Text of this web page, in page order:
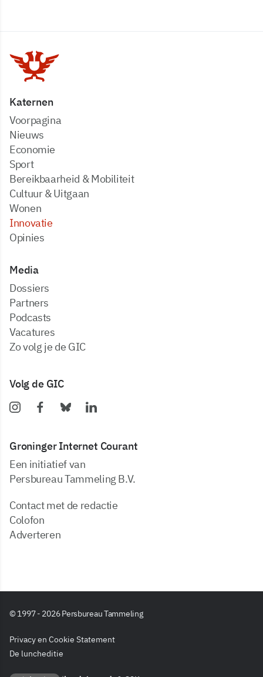
Katernen
Voorpagina
Nieuws
Economie
Sport
Bereikbaarheid & Mobiliteit
Cultuur & Uitgaan
Wonen
Innovatie
Opinies
Media
dossiers
partners
podcasts
vacatures
zo volg je de GIC
Volg de GIC
Groninger Internet Courant
Een initiatief van
Persbureau Tammeling B.V.
Contact met de redactie
Colofon
Adverteren
© 1997 - 2026 Persbureau Tammeling
Privacy en Cookie Statement
De luncheditie